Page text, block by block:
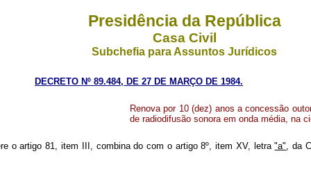
Presidência da República
Casa Civil
Subchefia para Assuntos Jurídicos
DECRETO Nº 89.484, DE 27 DE MARÇO DE 1984.
Renova por 10 (dez) anos a concessão
de radiodifusão sonora em onda média, na
o artigo 81, item III, combina do com o artigo 8º, item XV, letra"a", da